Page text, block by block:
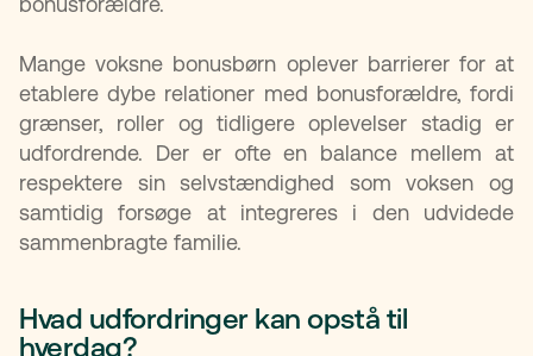
Mange voksne bonusbørn oplever barrierer for at
etablere dybe relationer med bonusforældre, fordi
grænser, roller og tidligere oplevelser stadig er
udfordrende. Der er ofte en balance mellem at
respektere sin selvstændighed som voksen og
samtidig forsøge at integreres i den udvidede
sammenbragte familie.
Hvad udfordringer kan opstå til
hverdag?